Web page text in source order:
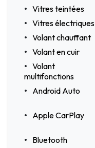
Vitres teintées
Vitres électriques
Volant chauffant
Volant en cuir
Volant
multifonctions
Android Auto
Apple CarPlay
Bluetooth